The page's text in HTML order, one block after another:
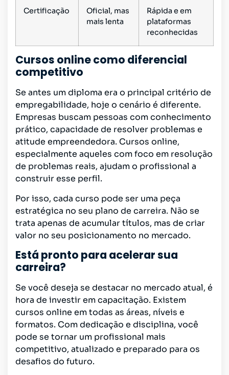
Certificação
Oficial, mas
mais lenta
Rápida e em
plataformas
reconhecidas
Cursos online como diferencial
competitivo
Se antes um diploma era o principal critério de
empregabilidade, hoje o cenário é diferente.
Empresas buscam pessoas com conhecimento
prático, capacidade de resolver problemas e
atitude empreendedora. Cursos online,
especialmente aqueles com foco em resolução
de problemas reais, ajudam o profissional a
construir esse perfil.
Por isso, cada curso pode ser uma peça
estratégica no seu plano de carreira. Não se
trata apenas de acumular títulos, mas de criar
valor no seu posicionamento no mercado.
Está pronto para acelerar sua
carreira?
Se você deseja se destacar no mercado atual, é
hora de investir em capacitação. Existem
cursos online em todas as áreas, níveis e
formatos. Com dedicação e disciplina, você
pode se tornar um profissional mais
competitivo, atualizado e preparado para os
desafios do futuro.